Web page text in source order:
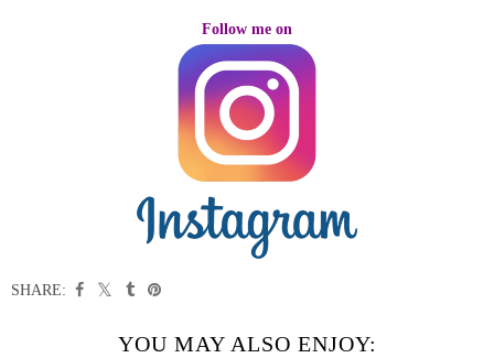
Follow me on
SHARE:
YOU MAY ALSO ENJOY: